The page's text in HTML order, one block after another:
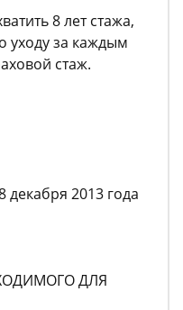
8 лет стажа,
уходу за каждым
стаж.
декабря 2013 года
ДЛЯ